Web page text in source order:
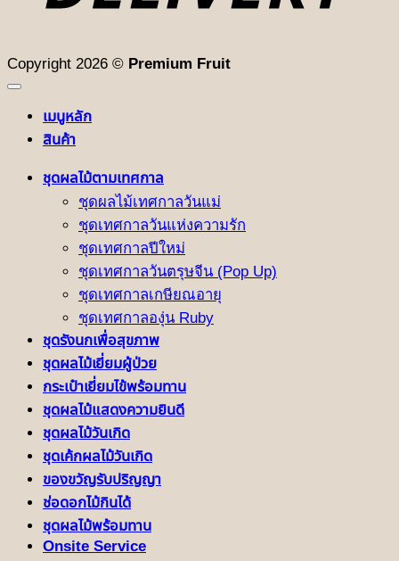
Copyright 2026 © Premium Fruit
เมนูหลัก
สินค้า
ชุดผลไม้ตามเทศกาล
ชุดผลไม้เทศกาลวันแม่
ชุดเทศกาลวันแห่งความรัก
ชุดเทศกาลปีใหม่
ชุดเทศกาลวันตรุษจีน (Pop Up)
ชุดเทศกาลเกษียณอายุ
ชุดเทศกาลองุ่น Ruby
ชุดรังนกเพื่อสุขภาพ
ชุดผลไม้เยี่ยมผู้ป่วย
กระเป๋าเยี่ยมไข้พร้อมทาน
ชุดผลไม้แสดงความยินดี
ชุดผลไม้วันเกิด
ชุดเค้กผลไม้วันเกิด
ของขวัญรับปริญญา
ช่อดอกไม้กินได้
ชุดผลไม้พร้อมทาน
Onsite Service